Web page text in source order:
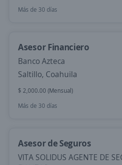
Más de 30 días
Asesor Financiero
Banco Azteca
Saltillo, Coahuila
$ 2,000.00 (Mensual)
Más de 30 días
Asesor de Seguros
VITA SOLIDUS AGENTE DE